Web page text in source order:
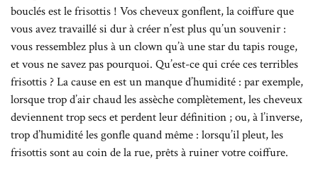
bouclés est le frisottis ! Vos cheveux gonflent, la coiffure que
vous avez travaillé si dur à créer n’est plus qu’un souvenir :
vous ressemblez plus à un clown qu’à une star du tapis rouge,
et vous ne savez pas pourquoi. Qu’est-ce qui crée ces terribles
frisottis ? La cause en est un manque d’humidité : par exemple,
lorsque trop d’air chaud les assèche complètement, les cheveux
deviennent trop secs et perdent leur définition ; ou, à l’inverse,
trop d’humidité les gonfle quand même : lorsqu’il pleut, les
frisottis sont au coin de la rue, prêts à ruiner votre coiffure.